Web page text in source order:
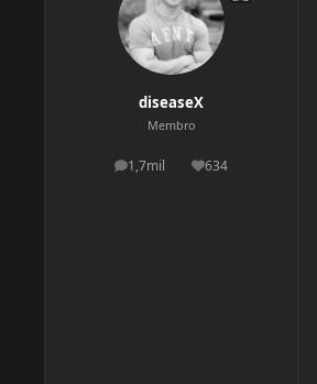
diseaseX
Membro
1,7mil
postagens634
Reputação